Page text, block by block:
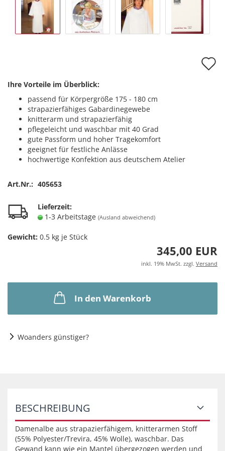
Ihre Vorteile im Überblick:
passend für Körpergröße 175 - 180 cm
strapazierfähiges Gabardinegewebe
knitterarm und strapazierfähig
pflegeleicht und waschbar mit 40 Grad
gute Passform und hoher Tragekomfort
geeignet für festliche Anlässe
hochwertige Konfektion aus deutschem Atelier
Art.Nr.: 405653
Lieferzeit:
1-3 Arbeitstage (Ausland abweichend)
Gewicht: 0.5 kg je Stück
345,00 EUR
inkl. 19% MwSt. zzgl. Versand
In den Warenkorb
Woanders günstiger?
BESCHREIBUNG
Damenalbe aus strapazierfähigem, knitterarmen Stoff
(55% Polyester/Trevira, 45% Wolle), waschbar. Das
Gewand kann wie ein Mantel übergezogen werden und